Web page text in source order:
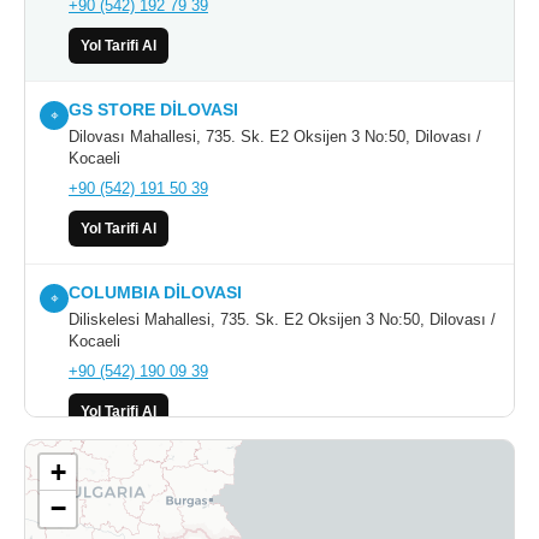
+90 (542) 192 79 39
Yol Tarifi Al
⌖ GS STORE DİLOVASI
Dilovası Mahallesi, 735. Sk. E2 Oksijen 3 No:50, Dilovası /
Kocaeli
+90 (542) 191 50 39
Yol Tarifi Al
⌖ COLUMBIA DİLOVASI
Diliskelesi Mahallesi, 735. Sk. E2 Oksijen 3 No:50, Dilovası /
Kocaeli
+90 (542) 190 09 39
Yol Tarifi Al
⌖ HOTEL HEKSAPOLİS
Diliskelesi Mahallesi, 735. Sokak No:56, Dilovası / Kocaeli
0 (262) 504 70 10
+
−